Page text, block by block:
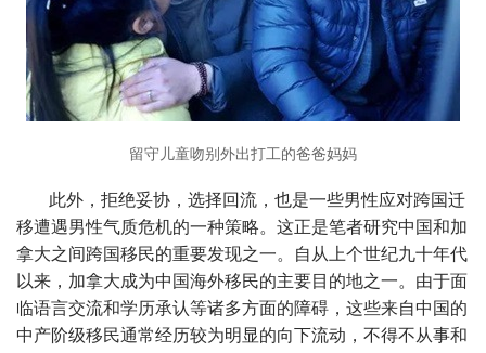
留守儿童吻别外出打工的爸爸妈妈
此外，拒绝妥协，选择回流，也是一些男性应对跨国迁
移遭遇男性气质危机的一种策略。这正是笔者研究中国和加
拿大之间跨国移民的重要发现之一。自从上个世纪九十年代
以来，加拿大成为中国海外移民的主要目的地之一。由于面
临语言交流和学历承认等诸多方面的障碍，这些来自中国的
中产阶级移民通常经历较为明显的向下流动，不得不从事和